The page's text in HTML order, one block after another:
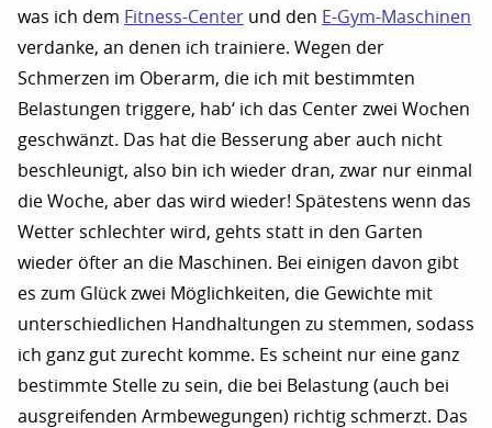
was ich dem Fitness-Center und den E-Gym-Maschinen
verdanke, an denen ich trainiere. Wegen der
Schmerzen im Oberarm, die ich mit bestimmten
Belastungen triggere, hab‘ ich das Center zwei Wochen
geschwänzt. Das hat die Besserung aber auch nicht
beschleunigt, also bin ich wieder dran, zwar nur einmal
die Woche, aber das wird wieder! Spätestens wenn das
Wetter schlechter wird, gehts statt in den Garten
wieder öfter an die Maschinen. Bei einigen davon gibt
es zum Glück zwei Möglichkeiten, die Gewichte mit
unterschiedlichen Handhaltungen zu stemmen, sodass
ich ganz gut zurecht komme. Es scheint nur eine ganz
bestimmte Stelle zu sein, die bei Belastung (auch bei
ausgreifenden Armbewegungen) richtig schmerzt. Das